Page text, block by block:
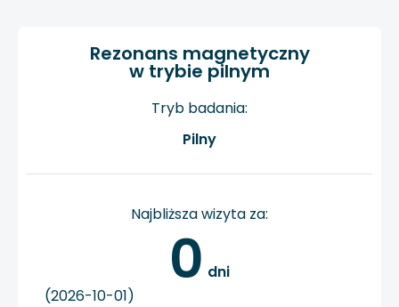
Rezonans magnetyczny
w trybie pilnym
Tryb badania:
Pilny
Najbliższa wizyta za:
0 dni
(2026-10-01)